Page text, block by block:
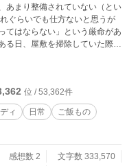
あまり整備されていない（とい
ぐらいでも仕方ないと思うが
てはならない」という厳命があ
る日、屋敷を掃除していた際に
いるのか？というような耳の
てませんか？」 エルフ
。各地にゲートを開き、宿泊
一つとしてかつて伸介の家が登
らず首を縦に振ることに。そ
を宿泊させることができるの
位 / 53,362件
ィ 日常
ご飯もの
感想数 2
文字数 333,570